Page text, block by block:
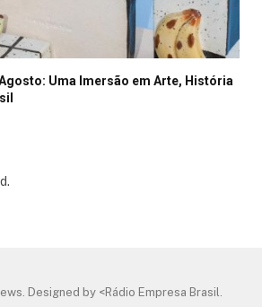
Uma Imersão em Arte, História
Designed by <Rádio Empresa Brasil.